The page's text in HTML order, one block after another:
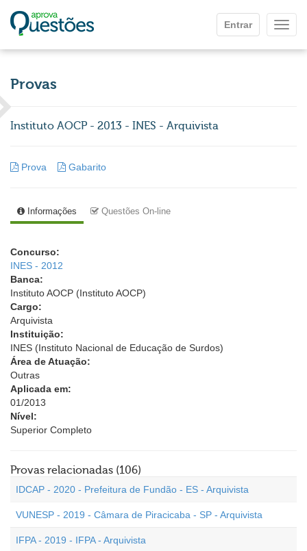
Entrar
Provas
Instituto AOCP - 2013 - INES - Arquivista
Prova Gabarito
Informações Questões On-line
Concurso:
INES - 2012
Banca:
Instituto AOCP (Instituto AOCP)
Cargo:
Arquivista
Instituição:
INES (Instituto Nacional de Educação de Surdos)
Área de Atuação:
Outras
Aplicada em:
01/2013
Nível:
Superior Completo
Provas relacionadas (106)
IDCAP - 2020 - Prefeitura de Fundão - ES - Arquivista
VUNESP - 2019 - Câmara de Piracicaba - SP - Arquivista
IFPA - 2019 - IFPA - Arquivista